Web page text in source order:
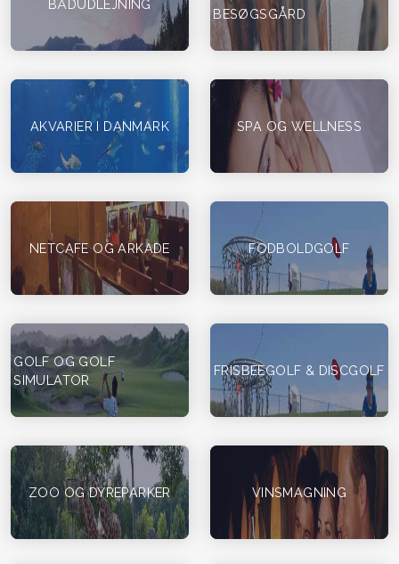
BÅDUDLEJNING
BESØGSGÅRD
AKVARIER I DANMARK SPA OG WELLNESS
NETCAFE OG ARKADE FODBOLDGOLF
GOLF OG GOLF
SIMULATOR
FRISBEEGOLF & DISCGOLF
ZOO OG DYREPARKER VINSMAGNING